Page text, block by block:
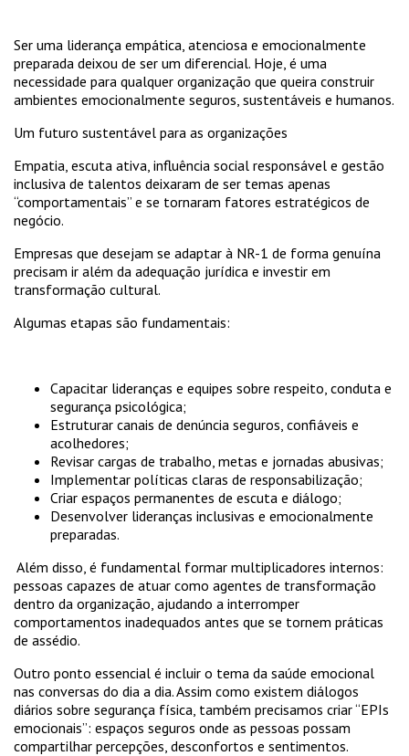
Ser uma liderança empática, atenciosa e emocionalmente
preparada deixou de ser um diferencial. Hoje, é uma
necessidade para qualquer organização que queira construir
ambientes emocionalmente seguros, sustentáveis e humanos.
Um futuro sustentável para as organizações
Empatia, escuta ativa, influência social responsável e gestão
inclusiva de talentos deixaram de ser temas apenas
“comportamentais” e se tornaram fatores estratégicos de
negócio.
Empresas que desejam se adaptar à NR-1 de forma genuína
precisam ir além da adequação jurídica e investir em
transformação cultural.
Algumas etapas são fundamentais:
Capacitar lideranças e equipes sobre respeito, conduta e
segurança psicológica;
Estruturar canais de denúncia seguros, confiáveis e
acolhedores;
Revisar cargas de trabalho, metas e jornadas abusivas;
Implementar políticas claras de responsabilização;
Criar espaços permanentes de escuta e diálogo;
Desenvolver lideranças inclusivas e emocionalmente
preparadas.
Além disso, é fundamental formar multiplicadores internos:
pessoas capazes de atuar como agentes de transformação
dentro da organização, ajudando a interromper
comportamentos inadequados antes que se tornem práticas
de assédio.
Outro ponto essencial é incluir o tema da saúde emocional
nas conversas do dia a dia. Assim como existem diálogos
diários sobre segurança física, também precisamos criar “EPIs
emocionais”: espaços seguros onde as pessoas possam
compartilhar percepções, desconfortos e sentimentos.